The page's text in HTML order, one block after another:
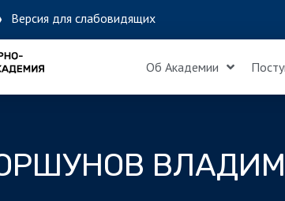
Версия для слабовидящих
Об Академии